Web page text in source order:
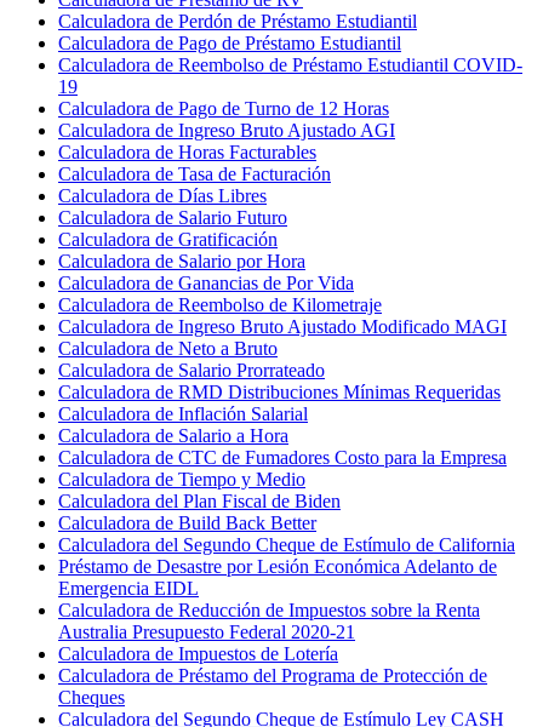
Calculadora de Perdón de Préstamo Estudiantil
Calculadora de Pago de Préstamo Estudiantil
Calculadora de Reembolso de Préstamo Estudiantil COVID-
19
Calculadora de Pago de Turno de 12 Horas
Calculadora de Ingreso Bruto Ajustado AGI
Calculadora de Horas Facturables
Calculadora de Tasa de Facturación
Calculadora de Días Libres
Calculadora de Salario Futuro
Calculadora de Gratificación
Calculadora de Salario por Hora
Calculadora de Ganancias de Por Vida
Calculadora de Reembolso de Kilometraje
Calculadora de Ingreso Bruto Ajustado Modificado MAGI
Calculadora de Neto a Bruto
Calculadora de Salario Prorrateado
Calculadora de RMD Distribuciones Mínimas Requeridas
Calculadora de Inflación Salarial
Calculadora de Salario a Hora
Calculadora de CTC de Fumadores Costo para la Empresa
Calculadora de Tiempo y Medio
Calculadora del Plan Fiscal de Biden
Calculadora de Build Back Better
Calculadora del Segundo Cheque de Estímulo de California
Préstamo de Desastre por Lesión Económica Adelanto de
Emergencia EIDL
Calculadora de Reducción de Impuestos sobre la Renta
Australia Presupuesto Federal 2020-21
Calculadora de Impuestos de Lotería
Calculadora de Préstamo del Programa de Protección de
Cheques
Calculadora del Segundo Cheque de Estímulo Ley CASH